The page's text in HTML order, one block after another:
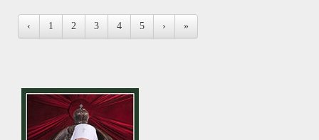
‹ 1 2 3 4 5 › »